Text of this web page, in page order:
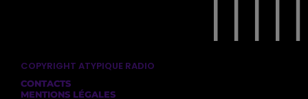
COPYRIGHT ATYPIQUE RADIO
CONTACTS
MENTIONS LÉGALES